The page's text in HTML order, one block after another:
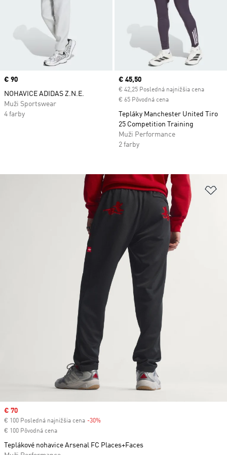
Price
€ 90
NOHAVICE ADIDAS Z.N.E.
Muži Sportswear
4 farby
Current price
€ 45,50
€ 42,25 Posledná najnižšia cena
€ 65 Pôvodná cena
Tepláky Manchester United Tiro
25 Competition Training
Muži Performance
2 farby
Sale price
€ 70
€ 100 Posledná najnižšia cena -30%
€ 100 Pôvodná cena
Teplákové nohavice Arsenal FC Places+Faces